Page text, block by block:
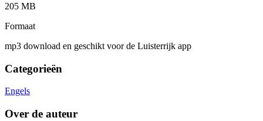
205 MB
Formaat
mp3 download en geschikt voor de Luisterrijk app
Categorieën
Engels
Over de auteur